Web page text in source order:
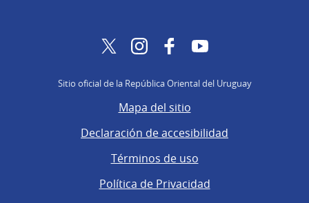
TwitterInstagramFacebookYouTube
Sitio oficial de la República Oriental del Uruguay
Mapa del sitio
Declaración de accesibilidad
Términos de uso
Política de Privacidad